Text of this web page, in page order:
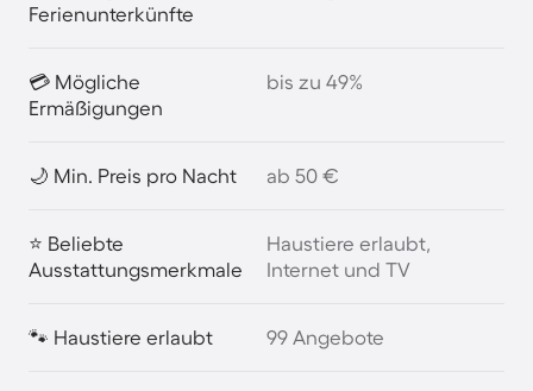
Ferienunterkünfte
💳 Mögliche
Ermäßigungen
bis zu 49%
🌙 Min. Preis pro Nacht ab 50 €
⭐ Beliebte
Ausstattungsmerkmale
Haustiere erlaubt,
Internet und TV
🐾 Haustiere erlaubt 99 Angebote